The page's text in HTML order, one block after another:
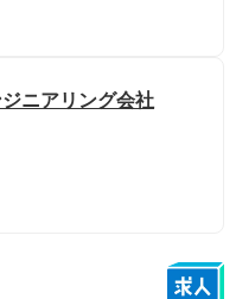
ニアリング会社